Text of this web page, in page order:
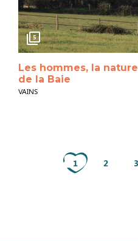
5
Les hommes, la
de la Baie
VAINS
1 2 3